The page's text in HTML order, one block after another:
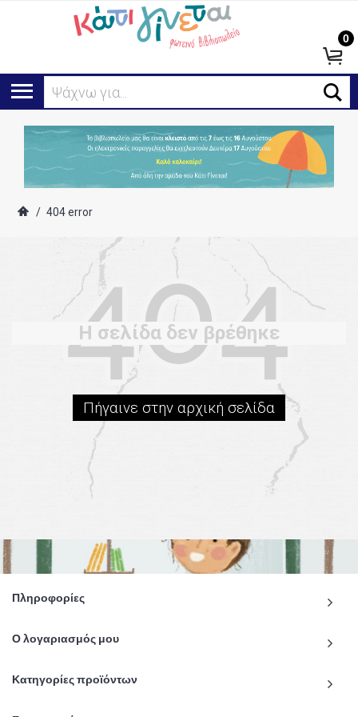
Ψάχνω για...
0
/ 404 error
Η σελίδα δεν βρέθηκε
Πήγαινε στην αρχική σελίδα
Πληροφορίες
Ο λογαριασμός μου
Κατηγορίες προϊόντων